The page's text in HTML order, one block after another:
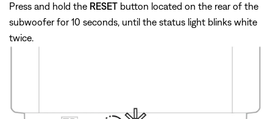
Press and hold the RESET button located on the rear of the
subwoofer for 10 seconds, until the status light blinks white
twice.